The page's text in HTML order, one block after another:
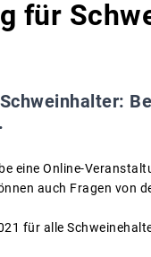
für
eine Online-
auch Fragen von
für alle